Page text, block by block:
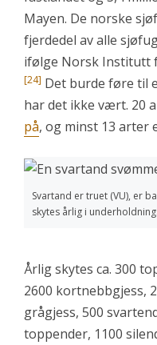
Mayen. De norske
fjerdedel av alle
ifølge Norsk Institutt
[24] Det burde føre til
har det ikke vært. 20
på, og minst 13 arter
Svartand er truet (VU), er
skytes årlig i
Årlig skytes ca. 300
2600 kortnebbgjess,
grågjess, 500
toppender, 1100